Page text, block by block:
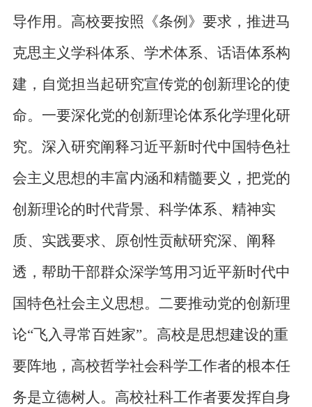
导作用。高校要按照《条例》要求，推进马
克思主义学科体系、学术体系、话语体系构
建，自觉担当起研究宣传党的创新理论的使
命。一要深化党的创新理论体系化学理化研
究。深入研究阐释习近平新时代中国特色社
会主义思想的丰富内涵和精髓要义，把党的
创新理论的时代背景、科学体系、精神实
质、实践要求、原创性贡献研究深、阐释
透，帮助干部群众深学笃用习近平新时代中
国特色社会主义思想。二要推动党的创新理
论“飞入寻常百姓家”。高校是思想建设的重
要阵地，高校哲学社会科学工作者的根本任
务是立德树人。高校社科工作者要发挥自身